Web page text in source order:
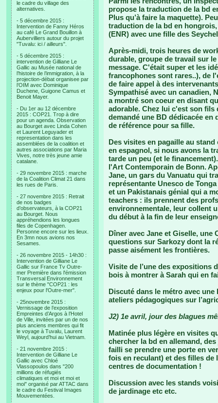
le cadre du village des
alternatives.
- 5 décembre 2015 :
Intervention de Fanny Héros
au café Le Grand Bouillon à
Aubervilliers autour du projet
"Tuvalu: ici / ailleurs".
- 5 décembre 2015 :
intervention de Gilliane Le
Gallic au Musée national de
l’histoire de l’immigration, à la
projection-débat organisee par
l’OIM avec Dominique
Duchene, Guigone Camus et
Benoit Mayer.
- Du 1er au 12 décembre
2015 : COP21. Trop à dire
pour un agenda. Observation
au Bourget avec Linda Cohen
et Laurent Leguyader et
representation dans les
assemblées de la coalition et
autres associations par Maria
Vives, notre très jeune amie
catalane.
- 29 novembre 2015 : marche
de la Coalition Climat 21 dans
les rues de Paris.
- 27 novembre 2015 : Retrait
de nos badges
d’observateurs, à la COP21
au Bourget. Nous
appréhendions les longues
files de Copenhagen.
Personne encore sur les lieux.
En 3mn nous avions nos
Sesames.
- 26 novembre 2015 - 14h30 :
Intervention de Gilliane Le
Gallic sur France Tv Outre-
mer Première dans l'émission
Transversal Environnement
sur le thème "COP21 : les
enjeux pour l'Outre-mer".
- 25novembre 2015 :
Vernissage de l’exposition
Empreintes d’Argos à l’Hotel
de Ville, invitées par un de nos
plus anciens membres qui fit
le voyage à Tuvalu, Laurent
Weyl, aujourd’hui au Vietnam.
- 21 novembre 2015 :
Intervention de Gilliane Le
Gallic avec Chloé
Vlassopoulos dans "200
millions de réfugiés
climatiques et moi et moi et
moi" organisé par ATTAC dans
le cadre du Festival Images
Mouvementées.
propose la traduction de la bd
Plus qu’à faire la maquette).
traduction de la bd en
(ENR) avec une fille des
Après-midi, trois heures de
durable, groupe de travail sur
message. C'était super et les
francophones sont rares..), de
de faire appel à des
Sympathisé avec un canadien,
a montré son coeur en disant
adorable. Chez lui c'est son fils
demandé une BD dédicacée
de référence pour sa fille.
Des visites en pagaille au
en espagnol, si nous avons la
tarde un peu (et le
l'Art Contemporain de Bonn.
Jane, un gars du Vanuatu qui
représentante Unesco de
et un Pakistanais génial qui a
teachers : ils prennent des
environnementale, leur collent
du début à la fin de leur
Dîner avec Jane et Giselle, une
questions sur Sarkozy dont la
passe aisément les frontières.
Visite de l’une des expositions
bois à montrer à Sarah qui en
Discuté dans le métro avec
ateliers pédagogiques sur
J2) 1e avril, jour des blagues
Matinée plus légère en visites
chercher la bd en allemand,
failli se prendre une porte en
fois en reculant) et des filles de
centres de documentation !
Discussion avec les stands
de jardinage etc etc.